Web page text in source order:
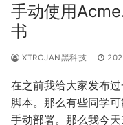
手动使用
书
XTROJAN黑科技
在之前我给大家发布
脚本。那么有些同学
手动部署。那么我今